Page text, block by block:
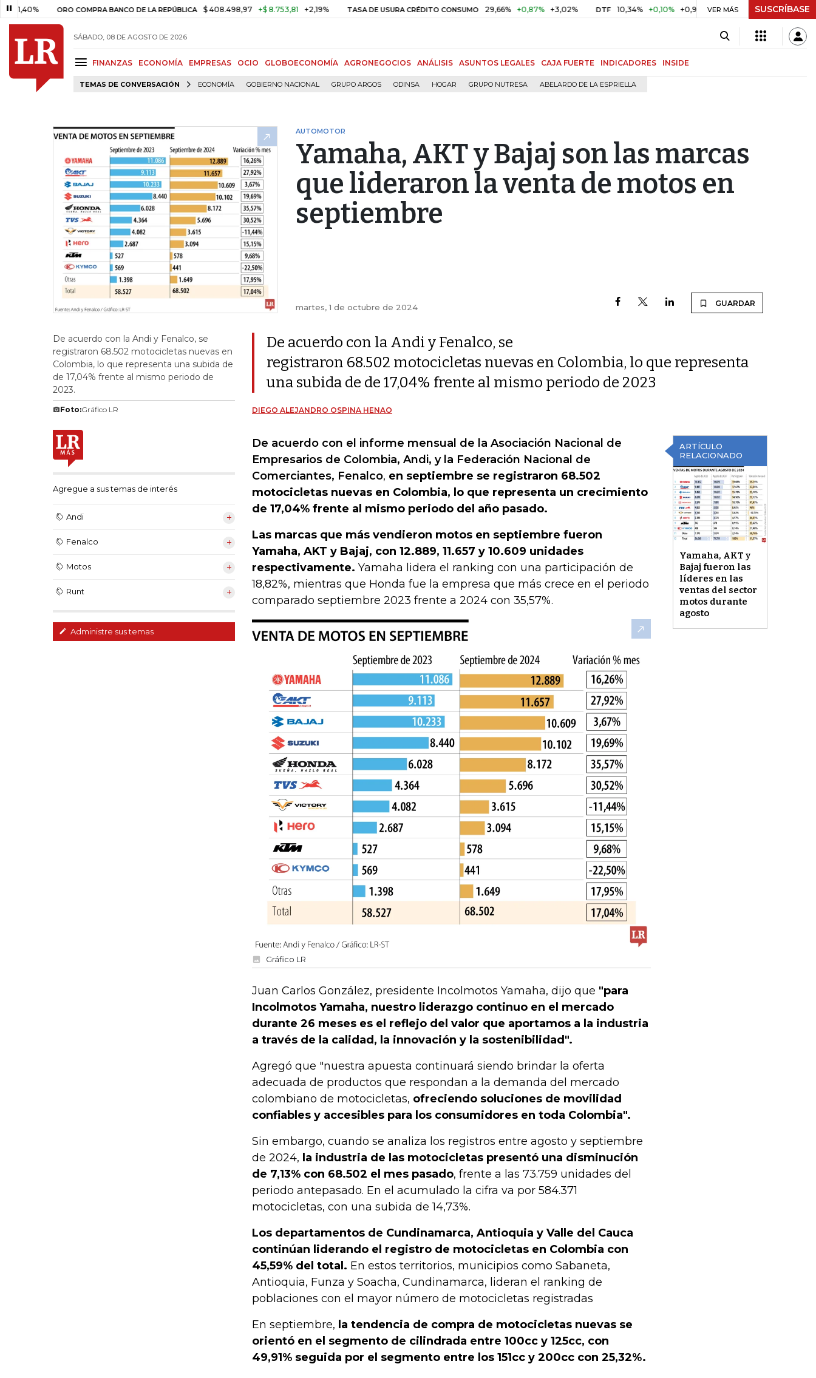
ORO COMPRA BANCO DE LA REPÚBLICA $ 408.498,97 +$ 8.753,81 +2,19% TASA DE USURA CRÉDITO CONSUMO 29,66% +0,87% +3,02% DTF 10,34% +0,10% +0,98% UVR $ 416,96 +$ 0,05 +0,01%
VER MÁS SUSCRÍBASE
SÁBADO, 08 DE AGOSTO DE 2026
FINANZAS ECONOMÍA EMPRESAS OCIO GLOBOECONOMÍA AGRONEGOCIOS ANÁLISIS ASUNTOS LEGALES CAJA FUERTE INDICADORES INSIDE
TEMAS DE CONVERSACIÓN ECONOMÍA GOBIERNO NACIONAL GRUPO ARGOS ODINSA HOGAR GRUPO NUTRESA ABELARDO DE LA ESPRIELLA
AUTOMOTOR
Yamaha, AKT y Bajaj son las marcas
que lideraron la venta de motos en
septiembre
martes, 1 de octubre de 2024 GUARDAR
De acuerdo con la Andi y Fenalco, se
registraron 68.502 motocicletas nuevas en
Colombia, lo que representa una subida de
de 17,04% frente al mismo periodo de
2023.
Foto:Gráfico LR
Agregue a sus temas de interés
Andi
Fenalco
Motos
Runt
Administre sus temas
De acuerdo con la Andi y Fenalco, se
registraron 68.502 motocicletas nuevas en Colombia, lo que representa
una subida de de 17,04% frente al mismo periodo de 2023
DIEGO ALEJANDRO OSPINA HENAO
ARTÍCULO
RELACIONADO
Yamaha, AKT y
Bajaj fueron las
líderes en las
ventas del sector
motos durante
agosto
De acuerdo con el informe mensual de la Asociación Nacional de
Empresarios de Colombia, Andi, y la Federación Nacional de
Comerciantes, Fenalco, en septiembre se registraron 68.502
motocicletas nuevas en Colombia, lo que representa un crecimiento
de 17,04% frente al mismo periodo del año pasado.
Las marcas que más vendieron motos en septiembre fueron
Yamaha, AKT y Bajaj, con 12.889, 11.657 y 10.609 unidades
respectivamente. Yamaha lidera el ranking con una participación de
18,82%, mientras que Honda fue la empresa que más crece en el periodo
comparado septiembre 2023 frente a 2024 con 35,57%.
Gráfico LR
Juan Carlos González, presidente Incolmotos Yamaha, dijo que "para
Incolmotos Yamaha, nuestro liderazgo continuo en el mercado
durante 26 meses es el reflejo del valor que aportamos a la industria
a través de la calidad, la innovación y la sostenibilidad".
Agregó que "nuestra apuesta continuará siendo brindar la oferta
adecuada de productos que respondan a la demanda del mercado
colombiano de motocicletas, ofreciendo soluciones de movilidad
confiables y accesibles para los consumidores en toda Colombia".
Sin embargo, cuando se analiza los registros entre agosto y septiembre
de 2024, la industria de las motocicletas presentó una disminución
de 7,13% con 68.502 el mes pasado, frente a las 73.759 unidades del
periodo antepasado. En el acumulado la cifra va por 584.371
motocicletas, con una subida de 14,73%.
Los departamentos de Cundinamarca, Antioquia y Valle del Cauca
continúan liderando el registro de motocicletas en Colombia con
45,59% del total. En estos territorios, municipios como Sabaneta,
Antioquia, Funza y Soacha, Cundinamarca, lideran el ranking de
poblaciones con el mayor número de motocicletas registradas
En septiembre, la tendencia de compra de motocicletas nuevas se
orientó en el segmento de cilindrada entre 100cc y 125cc, con
49,91% seguida por el segmento entre los 151cc y 200cc con 25,32%.